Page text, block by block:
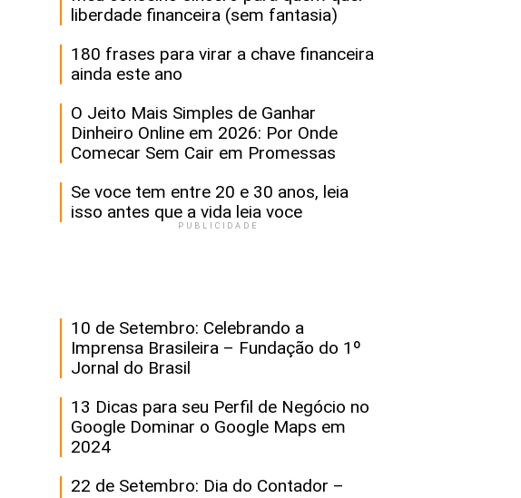
liberdade financeira (sem fantasia)
180 frases para virar a chave financeira
ainda este ano
O Jeito Mais Simples de Ganhar
Dinheiro Online em 2026: Por Onde
Comecar Sem Cair em Promessas
Se voce tem entre 20 e 30 anos, leia
isso antes que a vida leia voce
PUBLICIDADE
10 de Setembro: Celebrando a
Imprensa Brasileira – Fundação do 1º
Jornal do Brasil
13 Dicas para seu Perfil de Negócio no
Google Dominar o Google Maps em
2024
22 de Setembro: Dia do Contador –